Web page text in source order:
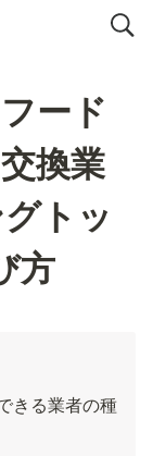
ード
換業
トッ
方
きる業者の種